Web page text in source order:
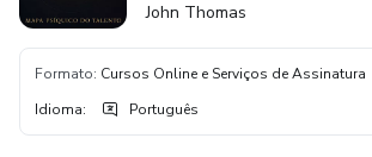
John Thomas
Formato: Cursos Online e Serviços de Assinatura
Idioma: Português